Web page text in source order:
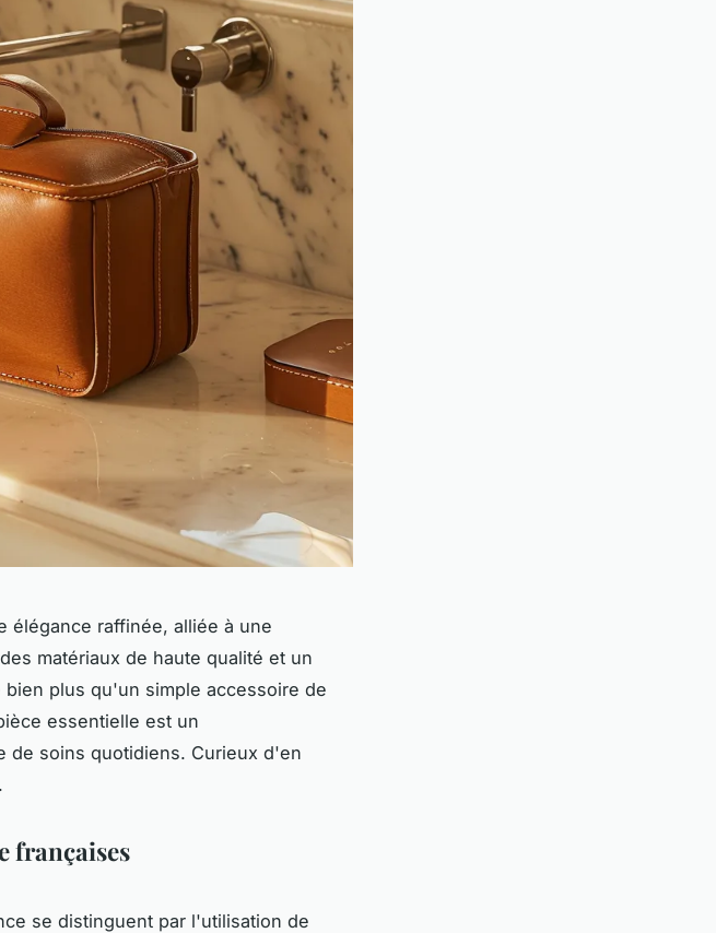
élégance raffinée, alliée à une
matériaux de haute qualité et un
plus qu'un simple accessoire de
essentielle est un
de soins quotidiens. Curieux d'en
françaises
se distinguent par l'utilisation de